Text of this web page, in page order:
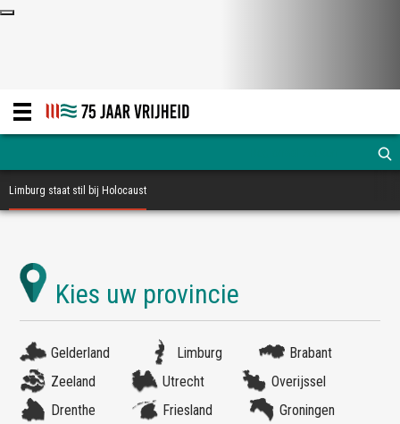
Limburg staat stil bij Holocaust
Gelderland Limburg
Brabant
Zeeland
Utrecht
Overijssel
Drenthe
Friesland
Groningen